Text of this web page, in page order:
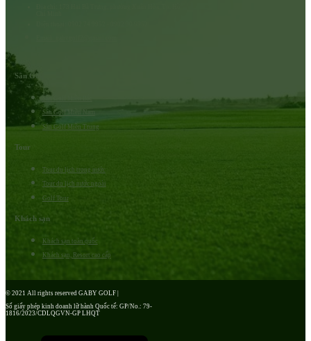
Sân Golf
Sân Golf Miền Nam
Sân Golf Miền Trung
Tour
Tour du lịch trong nước
Tour du lịch nước ngoài
Golf Tour
Khách sạn
Khách sạn toàn quốc
Khách sạn, Resort cao cấp
© 2021 All rights reserved GABY GOLF |
Số giấy phép kinh doanh lữ hành Quốc tế: GP/No.: 79-
1816/2023/CDLQGVN-GP LHQT